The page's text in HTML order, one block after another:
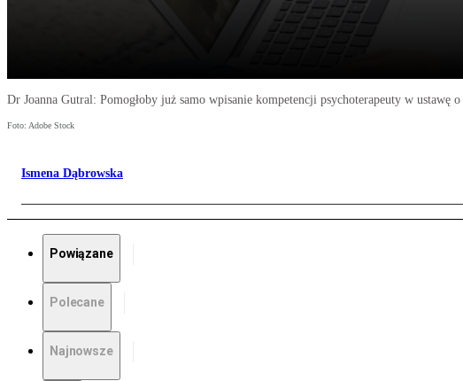
Dr Joanna Gutral: Pomogłoby już samo wpisanie kompetencji psychoterapeuty w
Foto: Adobe Stock
Ismena Dąbrowska
Powiązane
Polecane
Najnowsze